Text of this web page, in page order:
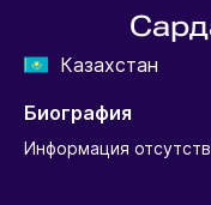
Казахстан
Биография
Информация